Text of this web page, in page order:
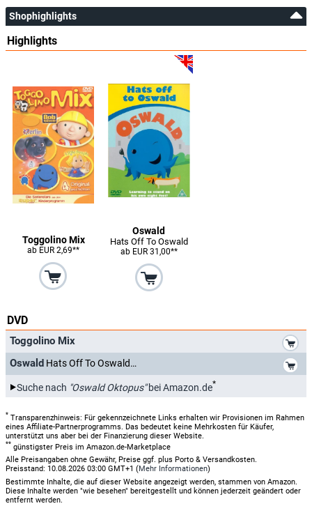
Shophighlights
Highlights
Toggolino Mix
ab EUR 2,69**
Oswald
Hats Off To Oswald
ab EUR 31,00**
DVD
Toggolino Mix
Oswald Hats Off To Oswald
Suche nach "Oswald Oktopus"bei Amazon.de*
* Transparenzhinweis: Für gekennzeichnete Links erhalten wir Provisionen im Rahmen
eines Affiliate-Partnerprogramms. Das bedeutet keine Mehrkosten für Käufer,
unterstützt uns aber bei der Finanzierung dieser Website.
** günstigster Preis im Amazon.de-Marketplace
Alle Preisangaben ohne Gewähr, Preise ggf. plus Porto & Versandkosten.
Preisstand: 10.08.2026 03:00 GMT+1 (Mehr Informationen)
Bestimmte Inhalte, die auf dieser Website angezeigt werden, stammen von Amazon.
Diese Inhalte werden "wie besehen" bereitgestellt und können jederzeit geändert oder
entfernt werden.